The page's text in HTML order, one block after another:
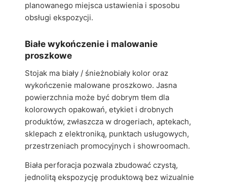
planowanego miejsca ustawienia i sposobu
obsługi ekspozycji.
Białe wykończenie i malowanie
proszkowe
Stojak ma biały / śnieżnobiały kolor oraz
wykończenie malowane proszkowo. Jasna
powierzchnia może być dobrym tłem dla
kolorowych opakowań, etykiet i drobnych
produktów, zwłaszcza w drogeriach, aptekach,
sklepach z elektroniką, punktach usługowych,
przestrzeniach promocyjnych i showroomach.
Biała perforacja pozwala zbudować czystą,
jednolitą ekspozycję produktową bez wizualnie